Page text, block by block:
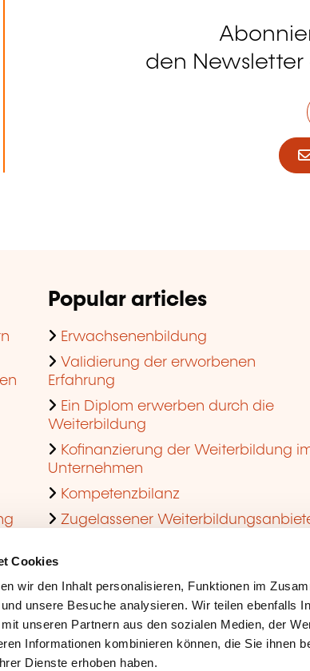
Cookies
wir den Inhalt personalisieren, Funktionen im
unsere Besuche analysieren. Wir teilen ebenfalls
unseren Partnern aus den sozialen Medien, der
Informationen kombinieren können, die Sie ihnen
Dienste erhoben haben.
den Newsletter
Popular articles
Erwachsenenbildung
Validierung der erworbenen
Erfahrung
Ein Diplom erwerben durch die
Weiterbildung
Kofinanzierung der Weiterbildung
Unternehmen
Kompetenzbilanz
Zugelassener